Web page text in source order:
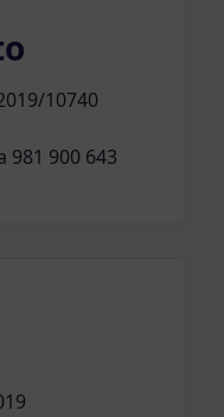
10740
981 900 643